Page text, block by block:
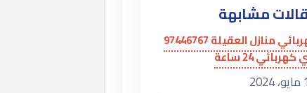
مشابهة
كهربائي منازل العقيلة 97446767
24 ساعة